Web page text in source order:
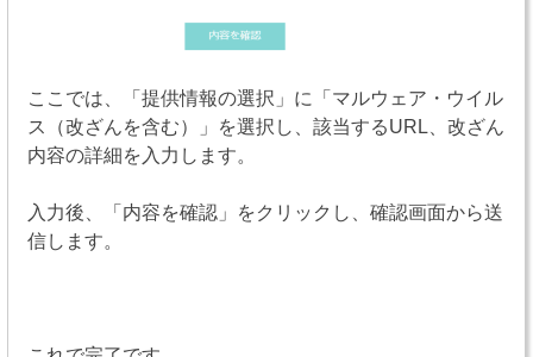
ここでは、「提供情報の選択」に「マルウェア・ウイル
ス（改ざんを含む）」を選択し、該当するURL、改ざん
内容の詳細を入力します。
入力後、「内容を確認」をクリックし、確認画面から送
信します。